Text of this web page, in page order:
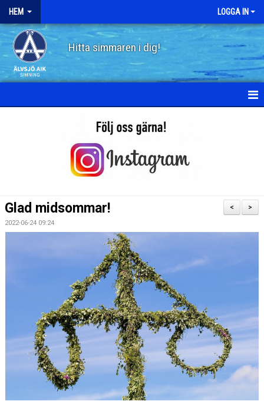
HEM LOGGA IN
Hitta simmaren i dig!
OM ÄLVSJÖ AIK SIMNING
POLICY
ARKIV
JOBBA HOS OSS
VANLIGA FRÅGOR
>
<
Glad midsommar!
2022-06-24 09:24